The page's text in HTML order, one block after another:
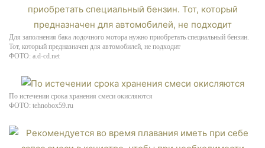
Для заполнения бака лодочного мотора нужно приобретать специальный бензин.
Тот, который предназначен для автомобилей, не подходит
ФОТО: a.d-cd.net
По истечении срока хранения смеси окисляются
ФОТО: tehnobox59.ru